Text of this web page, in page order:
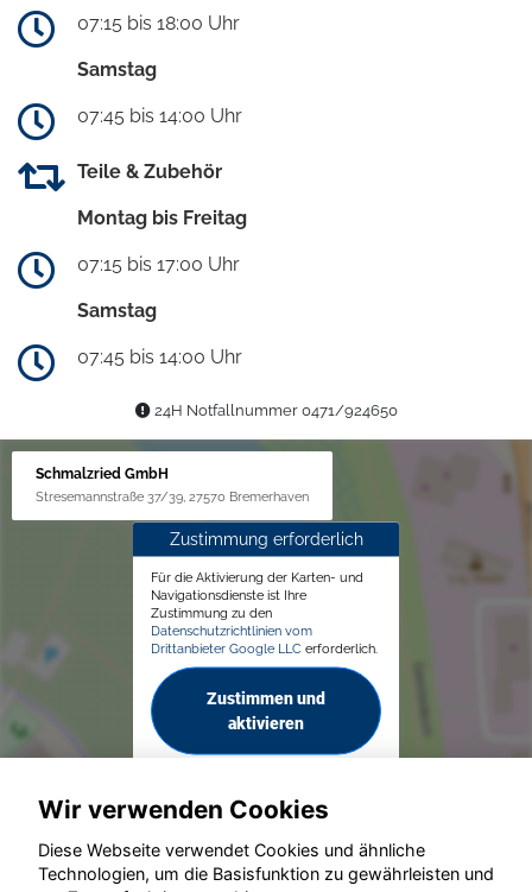
07:15 bis 18:00 Uhr
Samstag
07:45 bis 14:00 Uhr
Teile & Zubehör
Montag bis Freitag
07:15 bis 17:00 Uhr
Samstag
07:45 bis 14:00 Uhr
24H Notfallnummer 0471/924650
Schmalzried GmbH
Stresemannstraße 37/39, 27570 Bremerhaven
Zustimmung erforderlich
Für die Aktivierung der Karten- und
Navigationsdienste ist Ihre
Zustimmung zu den
Datenschutzrichtlinien vom
Drittanbieter Google LLC erforderlich.
Zustimmen und
aktivieren
Wir verwenden Cookies
Diese Webseite verwendet Cookies und ähnliche
Technologien, um die Basisfunktion zu gewährleisten und